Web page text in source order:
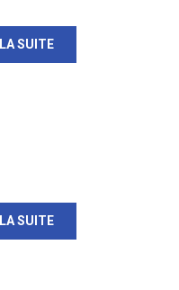
SUITE
SUITE